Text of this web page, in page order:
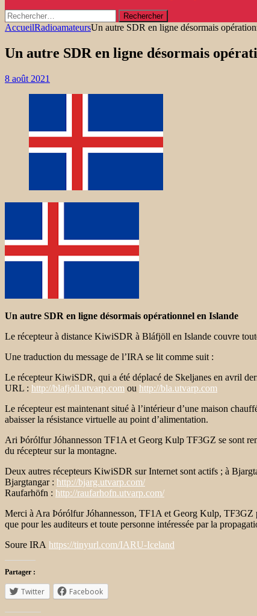
Rechercher :
AccueilRadioamateursUn autre SDR en ligne désormais
Un autre SDR en ligne désormais
8 août 2021
Un autre SDR en ligne désormais opérationnel en Islande
Le récepteur à distance KiwiSDR à Bláfjöll en Islande couvre
Une traduction du message de l’IRA se lit comme suit :
Le récepteur KiwiSDR, qui a été déplacé de Skeljanes en avril
URL : http://blafjoll.utvarp.com ou http://bla.utvarp.com
Le récepteur est maintenant situé à l’intérieur d’une maison
abaisser la résistance virtuelle au point d’alimentation.
Ari Þórólfur Jóhannesson TF1A et Georg Kulp TF3GZ se sont
du récepteur sur la montagne.
Deux autres récepteurs KiwiSDR sur Internet sont actifs ; à
Bjargtangar : http://bjarg.utvarp.com/
Raufarhöfn : http://raufarhofn.utvarp.com/
Merci à Ara Þórólfur Jóhannesson, TF1A et Georg Kulp, TF3GZ
que pour les auditeurs et toute personne intéressée par la
Soure IRA https://tinyurl.com/IARU-Iceland
Partager :
Twitter Facebook